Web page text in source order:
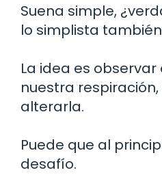
Suena simple,
lo simplista
La idea es
nuestra
alterarla.
Puede que al
desafío.